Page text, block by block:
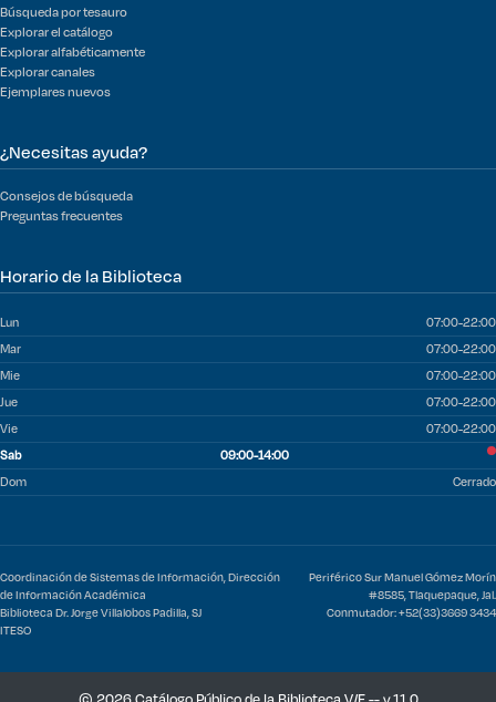
Búsqueda por tesauro
Explorar el catálogo
Explorar alfabéticamente
Explorar canales
Ejemplares nuevos
¿Necesitas ayuda?
Consejos de búsqueda
Preguntas frecuentes
Horario de la Biblioteca
Lun
07:00-22:00
Mar
07:00-22:00
Mie
07:00-22:00
Jue
07:00-22:00
Vie
07:00-22:00
Sab
09:00-14:00
Dom
Cerrado
Coordinación de Sistemas de Información, Dirección
de Información Académica
Biblioteca Dr. Jorge Villalobos Padilla, SJ
ITESO
Periférico Sur Manuel Gómez Morín
#8585, Tlaquepaque, Jal.
Conmutador: +52(33)3669 3434